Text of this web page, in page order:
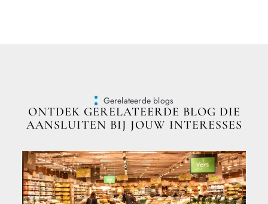
Gerelateerde blogs
ONTDEK GERELATEERDE BLOG DIE
AANSLUITEN BIJ JOUW INTERESSES